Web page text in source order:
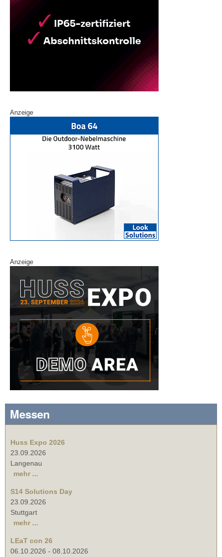
Anzeige
Anzeige
Messen
Huss Expo 2026
23.09.2026
Langenau
mehr ...
S14 Solutions Day
23.09.2026
Stuttgart
mehr ...
LEaT con 26
06.10.2026 - 08.10.2026